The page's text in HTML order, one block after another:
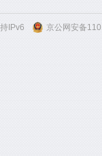
IPv6 京公网安备